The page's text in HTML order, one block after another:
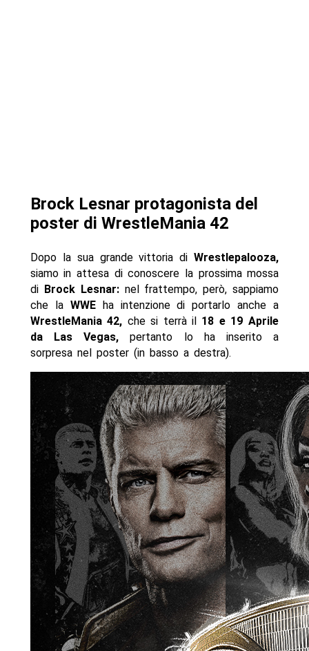
Brock Lesnar protagonista del
poster di WrestleMania 42
Dopo la sua grande vittoria diWrestlepalooza,
siamo in attesa di conoscere la prossima mossa
diBrock Lesnar:nel frattempo, però, sappiamo
che la WWEha intenzione di portarlo anche a
WrestleMania 42, che si terrà il 18 e 19 Aprile
da Las Vegas, pertanto lo ha inserito a
sorpresa nel poster (in basso a destra).